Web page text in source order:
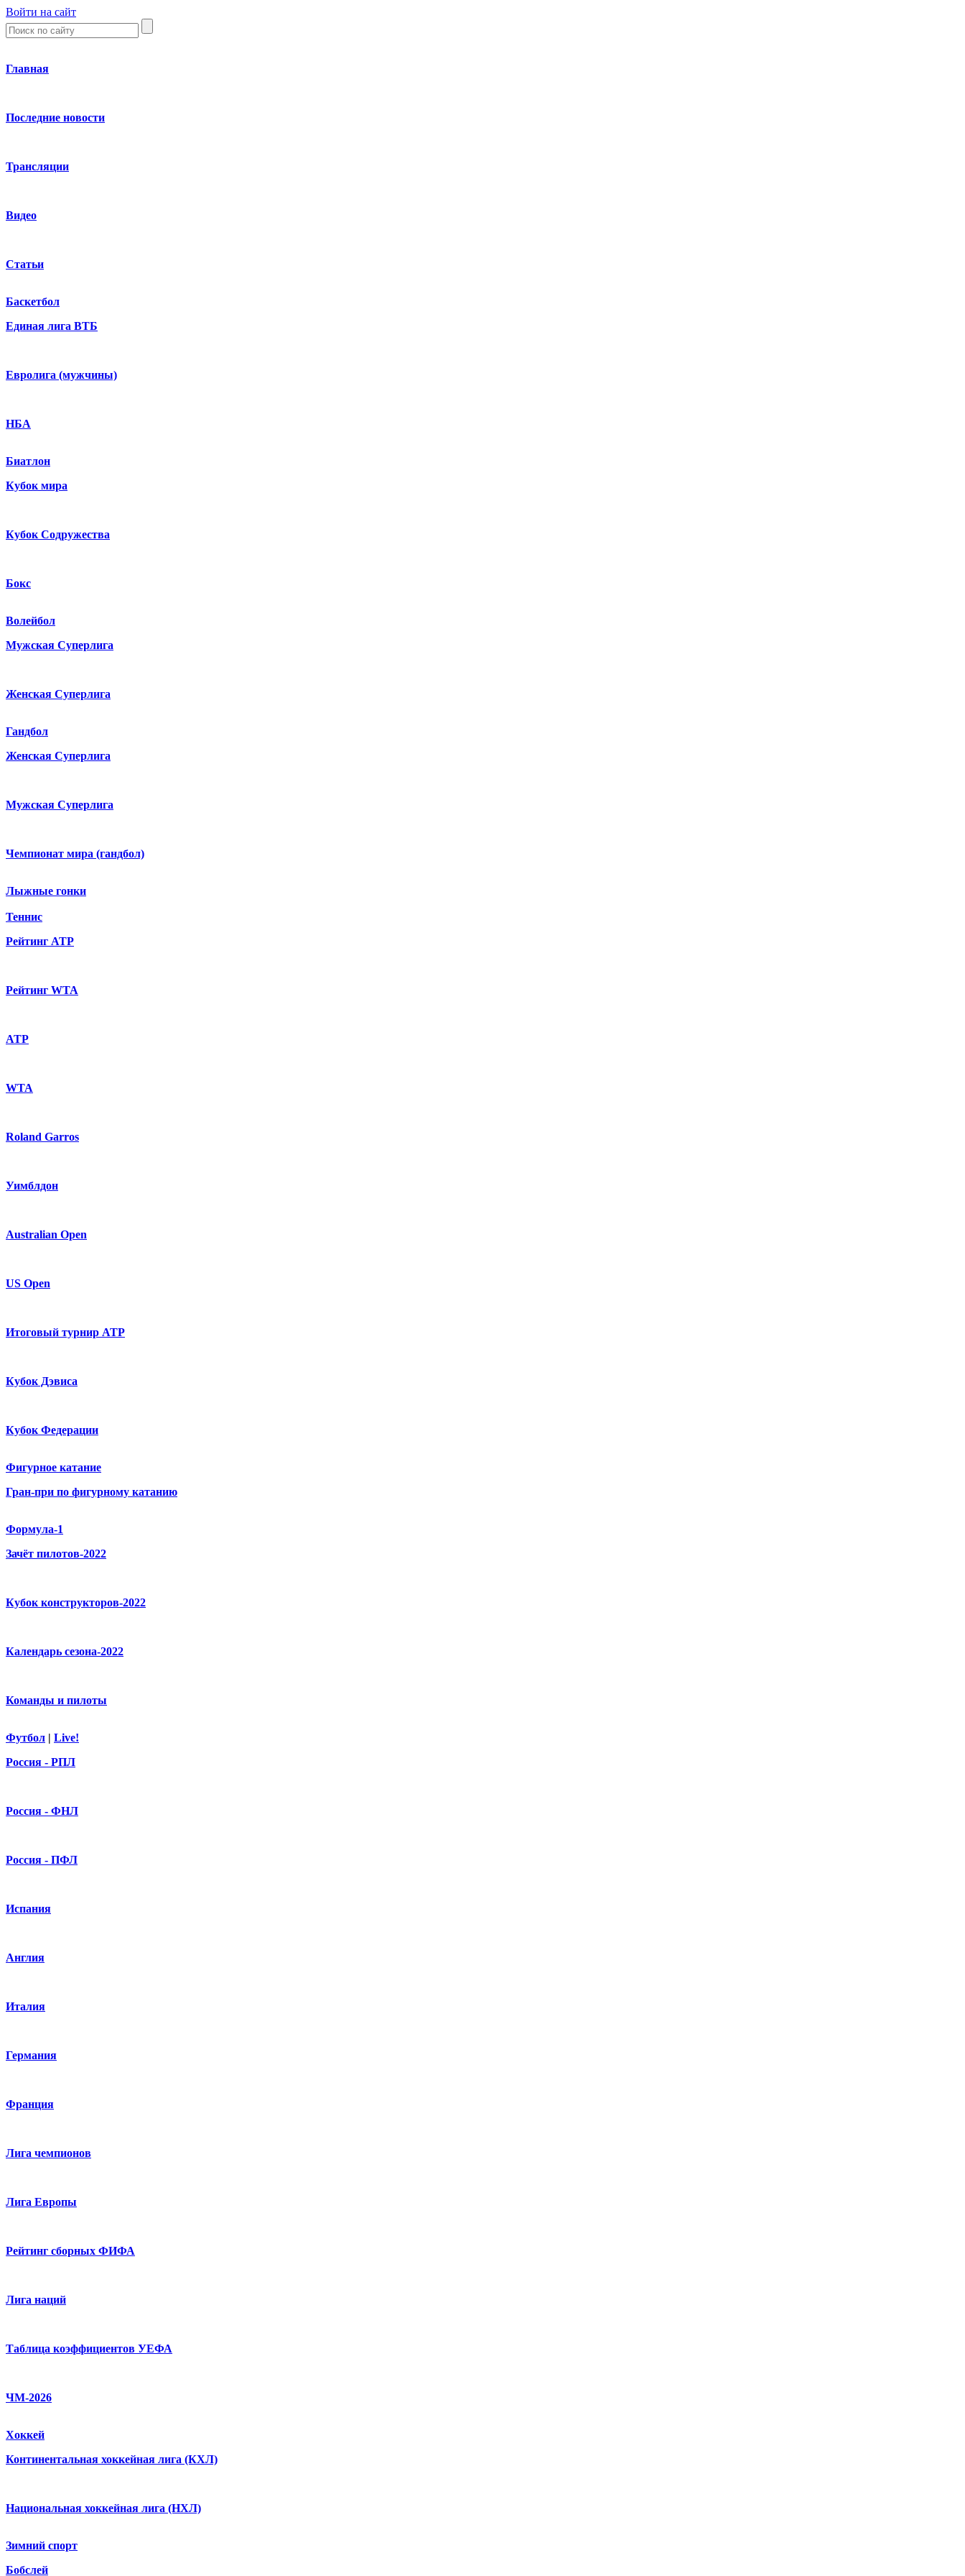
Войти на сайт
Главная
Последние новости
Трансляции
Видео
Статьи
Баскетбол
Единая лига ВТБ
Евролига (мужчины)
НБА
Биатлон
Кубок мира
Кубок Содружества
Бокс
Волейбол
Мужская Суперлига
Женская Суперлига
Гандбол
Женская Суперлига
Мужская Суперлига
Чемпионат мира (гандбол)
Лыжные гонки
Теннис
Рейтинг ATP
Рейтинг WTA
ATP
WTA
Roland Garros
Уимблдон
Australian Open
US Open
Итоговый турнир ATP
Кубок Дэвиса
Кубок Федерации
Фигурное катание
Гран-при по фигурному катанию
Формула-1
Зачёт пилотов-2022
Кубок конструкторов-2022
Календарь сезона-2022
Команды и пилоты
Футбол | Live!
Россия - РПЛ
Россия - ФНЛ
Россия - ПФЛ
Испания
Англия
Италия
Германия
Франция
Лига чемпионов
Лига Европы
Рейтинг сборных ФИФА
Лига наций
Таблица коэффициентов УЕФА
ЧМ-2026
Хоккей
Континентальная хоккейная лига (КХЛ)
Национальная хоккейная лига (НХЛ)
Зимний спорт
Бобслей